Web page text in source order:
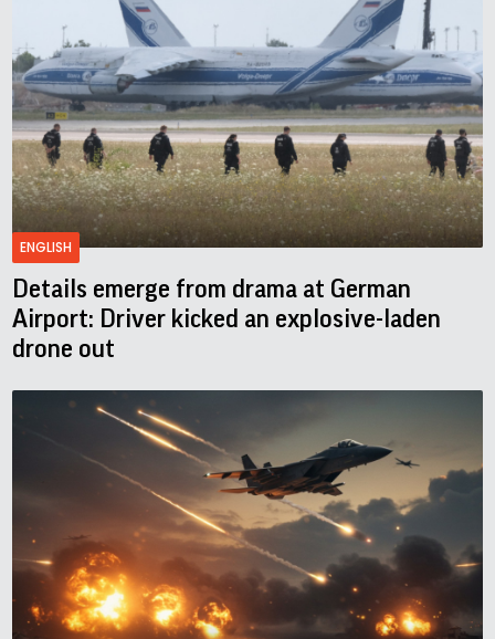
ENGLISH
Details emerge from drama at German
Airport: Driver kicked an explosive-laden
drone out